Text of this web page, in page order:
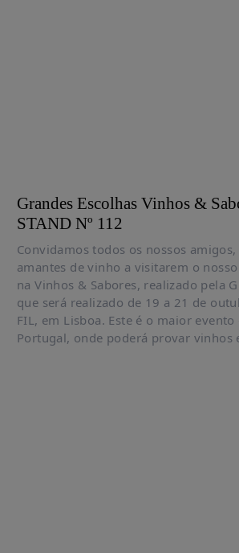
Grandes Escolhas Vinhos &
STAND Nº 112
Convidamos todos os nossos
amantes de vinho a visitarem o
na Vinhos & Sabores, realizado pela
que será realizado de 19 a 21 de
FIL, em Lisboa. Este é o maior
Portugal, onde poderá provar vinhos